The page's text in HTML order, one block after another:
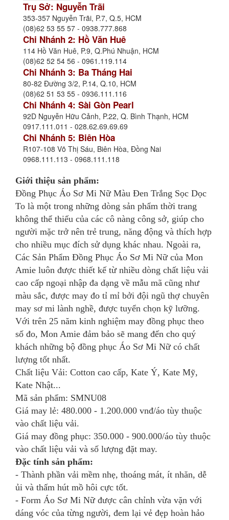
Trụ Sở: Nguyễn Trãi
353-357 Nguyễn Trãi, P.7, Q.5, HCM
(08)62 53 55 57 - 0938.777.868
Chi Nhánh 2: Hồ Văn Huê
114 Hồ Văn Huê, P.9, Q.Phú Nhuận, HCM
(08)62 52 54 56 - 0961.119.114
Chi Nhánh 3: Ba Tháng Hai
80-82 Đường 3/2, P.14, Q.10, HCM
(08)62 51 53 55 - 0936.111.116
Chi Nhánh 4: Sài Gòn Pearl
92D Nguyễn Hữu Cảnh, P.22, Q. Bình Thạnh, HCM
0917.111.011 - 028.62.69.69.69
Chi Nhánh 5: Biên Hòa
R107-108 Võ Thị Sáu, Biên Hòa, Đồng Nai
0968.111.113 - 0968.111.118
Giới thiệu sản phẩm:
Đồng Phục Áo Sơ Mi Nữ Màu Đen Trắng Sọc Dọc
To là một trong những dòng sản phẩm thời trang
không thể thiếu của các cô nàng công sở, giúp cho
người mặc trở nên trẻ trung, năng động và thích hợp
cho nhiều mục đích sử dụng khác nhau. Ngoài ra,
Các Sản Phẩm Đồng Phục Áo Sơ Mi Nữ của Mon
Amie luôn được thiết kế từ nhiều dòng chất liệu vải
cao cấp ngoại nhập đa dạng về mẫu mã cũng như
màu sắc, được may đo tỉ mỉ bởi đội ngũ thợ chuyên
may sơ mi lành nghề, được tuyển chọn kỹ lưỡng.
Với trên 25 năm kinh nghiệm may đồng phục theo
số đo, Mon Amie đảm bảo sẽ mang đến cho quý
khách những bộ đồng phục Áo Sơ Mi Nữ có chất
lượng tốt nhất.
Chất liệu Vải: Cotton cao cấp, Kate Ý, Kate Mỹ,
Kate Nhật...
Mã sản phẩm: SMNU08
Giá may lẻ: 480.000 - 1.200.000 vnđ/áo tùy thuộc
vào chất liệu vải.
Giá may đồng phục: 350.000 - 900.000/áo tùy thuộc
vào chất liệu vải và số lượng đặt may.
Đặc tính sản phẩm:
- Thành phần vải mềm nhẹ, thoáng mát, ít nhăn, dễ
ủi và thấm hút mồ hôi cực tốt.
- Form Áo Sơ Mi Nữ được cân chỉnh vừa vặn với
dáng vóc của từng người, đem lại vẻ đẹp hoàn hảo